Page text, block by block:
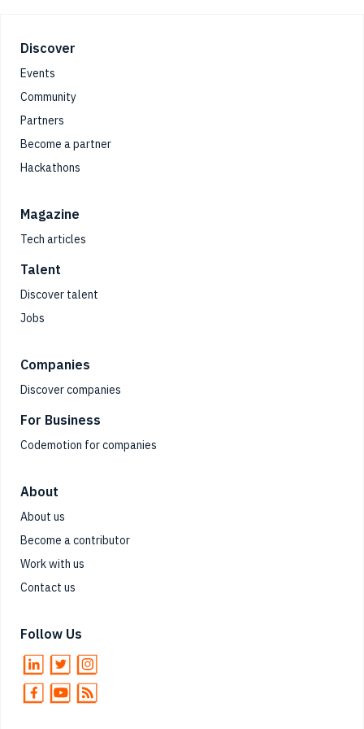
Footer
Discover
Events
Community
Partners
Become a partner
Hackathons
Magazine
Tech articles
Talent
Discover talent
Jobs
Companies
Discover companies
For Business
Codemotion for companies
About
About us
Become a contributor
Work with us
Contact us
Follow Us